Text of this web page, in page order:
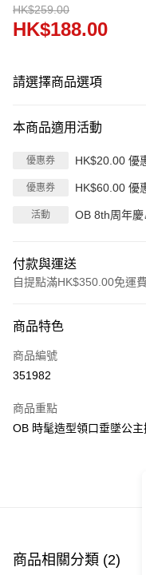
HK$259.00
HK$188.00
請選擇商品選項
本商品適用活動
優惠券 HK$20.00 優
優惠券 HK$60.00 優
活動 OB 8th周年
付款與運送
自提點滿HK$350.00免運費
信用卡
Apple Pay
PayMe
每筆HK$40.00，滿
付款後順豐站及營業點
商品特色
商品編號
351982
商品重點
OB 時髦造型領口垂墜公
商品相關分類 (2)